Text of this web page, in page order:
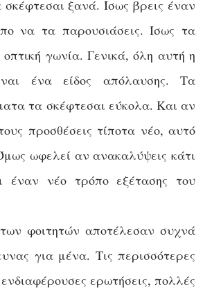
ξανά. Ίσως βρεις έναν
να τα παρουσιάσεις. Ίσως τα
γωνία. Γενικά, όλη αυτή η
ένα είδος απόλαυσης. Τα
τα σκέφτεσαι εύκολα. Και αν
προσθέσεις τίποτα νέο, αυτό
ωφελεί αν ανακαλύψεις κάτι
έναν νέο τρόπο εξέτασης του
φοιτητών αποτέλεσαν συχνά
για μένα. Τις περισσότερες
ερωτήσεις, πολλές